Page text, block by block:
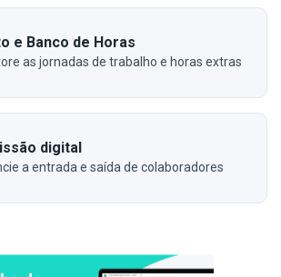
e Banco de Horas
as jornadas de trabalho e horas extras
digital
a entrada e saída de colaboradores